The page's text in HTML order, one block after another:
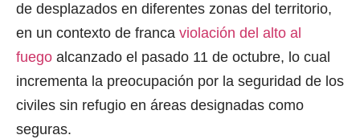
de desplazados en diferentes zonas del territorio,
en un contexto de franca violación del alto al
fuego alcanzado el pasado 11 de octubre, lo cual
incrementa la preocupación por la seguridad de los
civiles sin refugio en áreas designadas como
seguras.